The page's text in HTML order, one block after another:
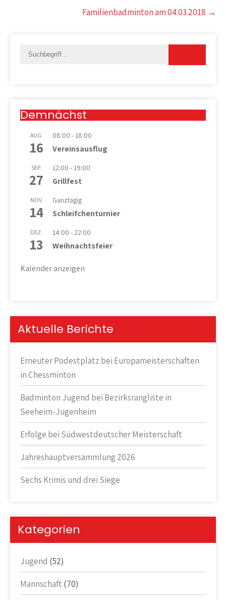
Familienbadminton am 04.03.2018 →
Demnächst
AUG.
16
08:00 - 18:00
Vereinsausflug
SEP.
27
12:00 - 19:00
Grillfest
NOV.
14
Ganztägig
Schleifchenturnier
DEZ.
13
14:00 - 22:00
Weihnachtsfeier
Kalender anzeigen
Aktuelle Berichte
Erneuter Podestplatz bei Europameisterschaften
in Chessminton
Badminton Jugend bei Bezirksrangliste in
Seeheim-Jugenheim
Erfolge bei Südwestdeutscher Meisterschaft
Jahreshauptversammlung 2026
Sechs Krimis und drei Siege
Kategorien
Jugend (52)
Mannschaft (70)